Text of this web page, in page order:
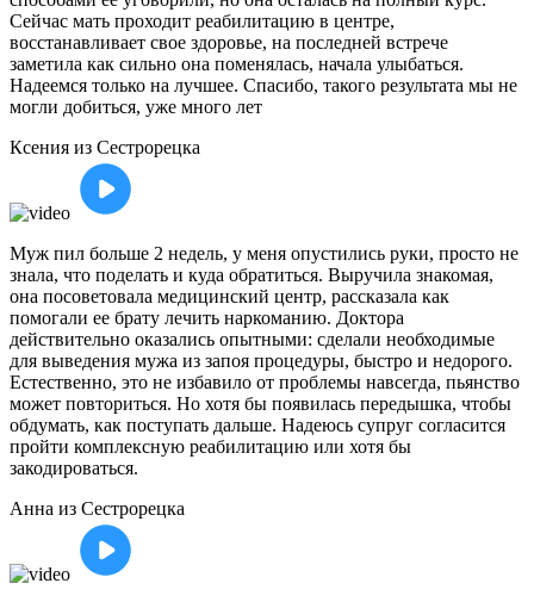
Сейчас мать проходит реабилитацию в центре,
восстанавливает свое здоровье, на последней встрече
заметила как сильно она поменялась, начала улыбаться.
Надеемся только на лучшее. Спасибо, такого результата мы не
могли добиться, уже много лет
Ксения из Сестрорецка
Муж пил больше 2 недель, у меня опустились руки, просто не
знала, что поделать и куда обратиться. Выручила знакомая,
она посоветовала медицинский центр, рассказала как
помогали ее брату лечить наркоманию. Доктора
действительно оказались опытными: сделали необходимые
для выведения мужа из запоя процедуры, быстро и недорого.
Естественно, это не избавило от проблемы навсегда, пьянство
может повториться. Но хотя бы появилась передышка, чтобы
обдумать, как поступать дальше. Надеюсь супруг согласится
пройти комплексную реабилитацию или хотя бы
закодироваться.
Анна из Сестрорецка